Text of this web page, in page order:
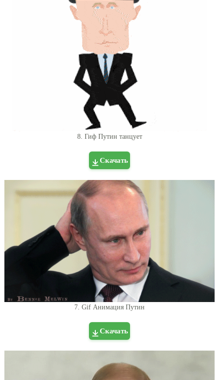
8. Гиф Путин танцует
Скачать
7. Gif Анимация Путин
Скачать